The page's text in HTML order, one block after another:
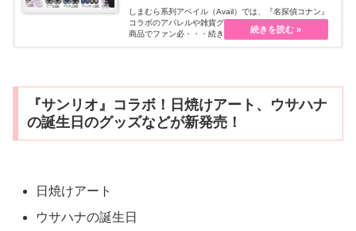
しまむら系列アベイル（Avail）では、『名探偵コナン』
コラボのアパレルや雑貨グッズを販売しています。限定
商品でファン必・・・続きを読む
『サンリオ』コラボ！日焼けアート、ウサハナ
の誕生日のグッズなどが新発売！
日焼けアート
ウサハナの誕生日